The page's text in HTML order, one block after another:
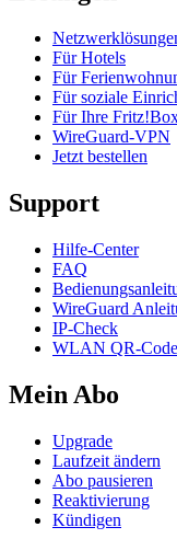
Für Hotels
Für
Für soziale
Für Ihre
WireGuard-VPN
Jetzt bestellen
Support
Hilfe-Center
FAQ
WireGuard
IP-Check
WLAN QR-
Mein Abo
Upgrade
Laufzeit ändern
Abo pausieren
Reaktivierung
Kündigen